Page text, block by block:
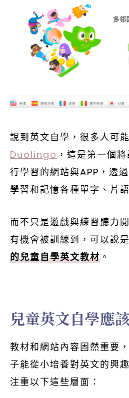
說到英文自學，很多人可
Duolingo ，這是第一個
行學習的網站與APP，透
學習和記憶各種單字、片
而不只是遊戲與練習聽力
有機會被訓練到，可以說
的兒童自學英文教材 。
兒童英文自學應
教材和網站內容固然重要
子能從小培養對英文的興
注重以下這些層面：